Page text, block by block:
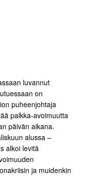
luvannut
on
puheenjohtaja
palkka-avoimuutta
päivän aikana.
alussa –
alkoi levitä
ja muidenkin